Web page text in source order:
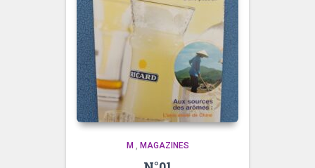
M , MAGAZINES